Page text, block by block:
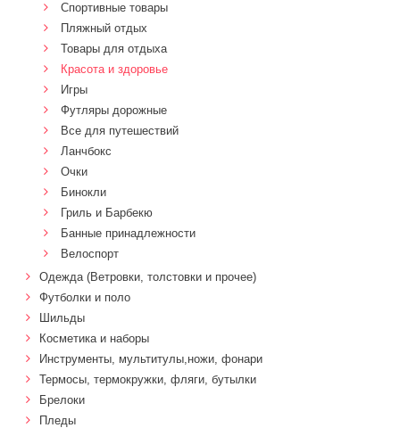
Спортивные товары
Пляжный отдых
Товары для отдыха
Красота и здоровье
Игры
Футляры дорожные
Все для путешествий
Ланчбокс
Очки
Бинокли
Гриль и Барбекю
Банные принадлежности
Велоспорт
Одежда (Ветровки, толстовки и прочее)
Футболки и поло
Шильды
Косметика и наборы
Инструменты, мультитулы,ножи, фонари
Термосы, термокружки, фляги, бутылки
Брелоки
Пледы